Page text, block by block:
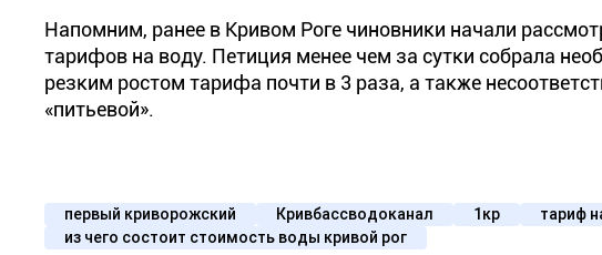
Напомним, ранее в Кривом Роге чиновники начали
тарифов на воду. Петиция менее чем за сутки собрала
резким ростом тарифа почти в 3 раза, а также
«питьевой».
первый криворожский Кривбассводоканал 1кр
тариф
из чего состоит стоимость воды кривой рог